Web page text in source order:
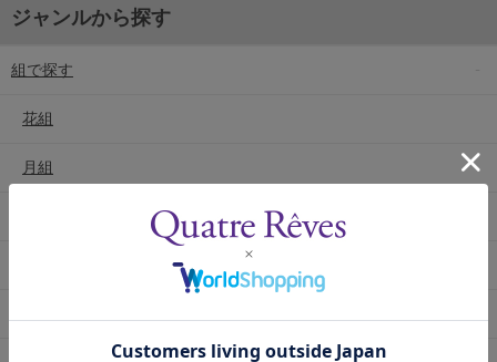
ジャンルから探す
組で探す
花組
月組